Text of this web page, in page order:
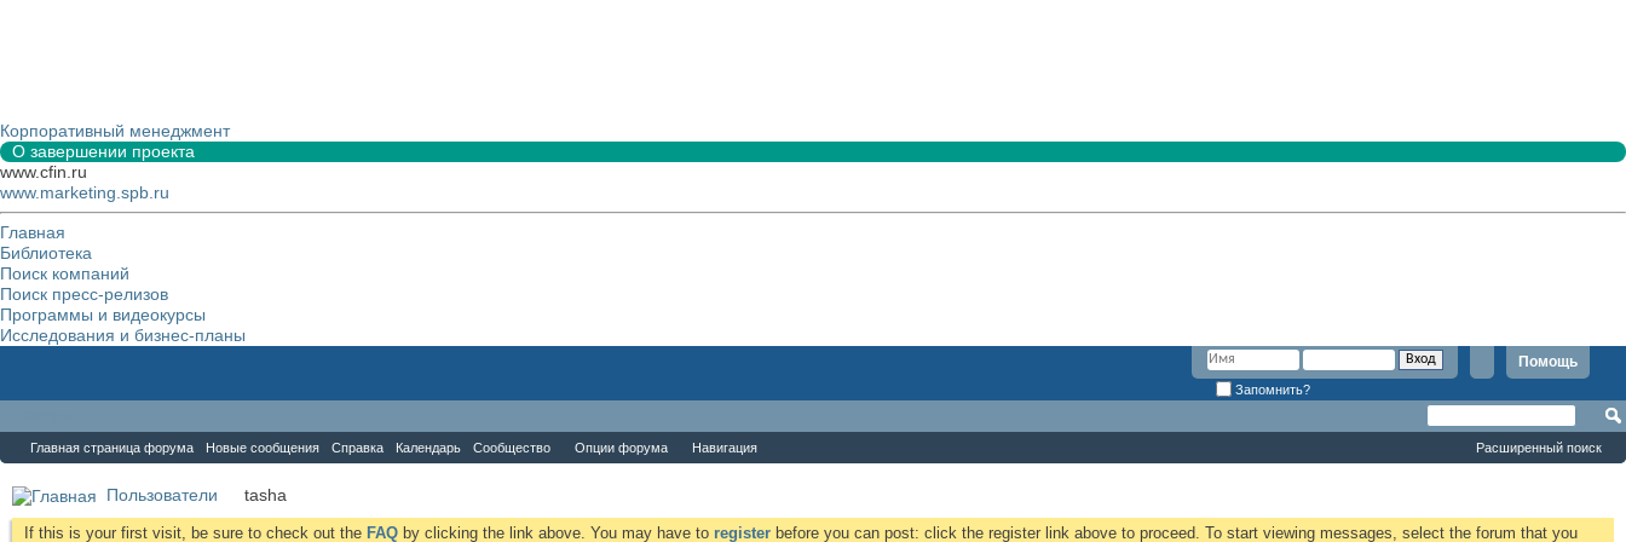
Корпоративный менеджмент
О завершении проекта
www.cfin.ru
www.marketing.spb.ru
Главная
Библиотека
Поиск компаний
Поиск пресс-релизов
Программы и видеокурсы
Исследования и бизнес-планы
Помощь
Запомнить?
Главная страница форума Новые сообщения Справка Календарь Сообщество Опции форума Навигация Расширенный поиск
Пользователи tasha
If this is your first visit, be sure to check out the FAQ by clicking the link above. You may have to register before you can post: click the register link above to proceed. To start viewing messages, select the forum that you